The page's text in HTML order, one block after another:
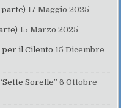
parte) 17 Maggio 2025
15 Marzo 2025
per il Cilento 15 Dicembre
Sorelle” 6 Ottobre